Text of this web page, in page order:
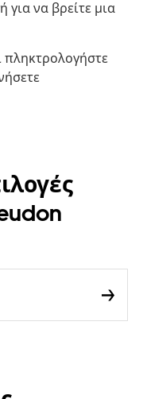
για να βρείτε μια
πληκτρολογήστε